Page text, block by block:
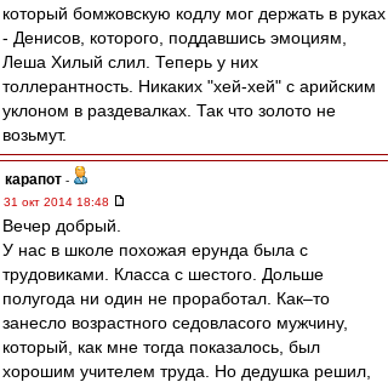
который бомжовскую кодлу мог держать в руках
- Денисов, которого, поддавшись эмоциям,
Леша Хилый слил. Теперь у них
толлерантность. Никаких "хей-хей" с арийским
уклоном в раздевалках. Так что золото не
возьмут.
карапот -
31 окт 2014 18:48
Вечер добрый.
У нас в школе похожая ерунда была с
трудовиками. Класса с шестого. Дольше
полугода ни один не проработал. Как–то
занесло возрастного седовласого мужчину,
который, как мне тогда показалось, был
хорошим учителем труда. Но дедушка решил,